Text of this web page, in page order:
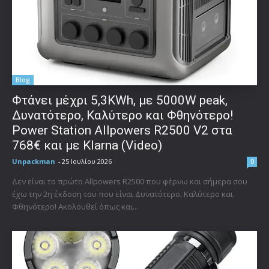
Blog
Φτάνει μέχρι 5,3KWh, με 5000W peak,
Δυνατότερο, Καλύτερο και Φθηνότερο!
Power Station Allpowers R2500 V2 στα
768€ και με Klarna (Video)
Unpackman - 25 Ιουλίου 2026 0
Δεν είναι το πρώτο Allpowers R2500 που φέρνω και σήμερα σου
έχω την 2η έκδοση του που είναι Δυνατότερο, Καλύτερο και
Φθηνότερο! Ακολουθεί όπως και...